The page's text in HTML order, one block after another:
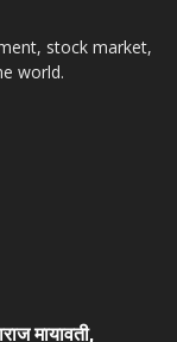
stock market,
world.
मायावती,